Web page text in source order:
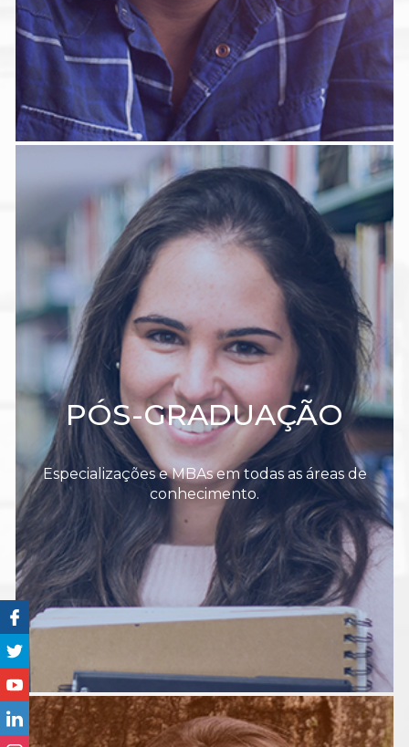
PÓS-GRADUAÇÃO
Especializações e MBAs em todas as áreas de
conhecimento.